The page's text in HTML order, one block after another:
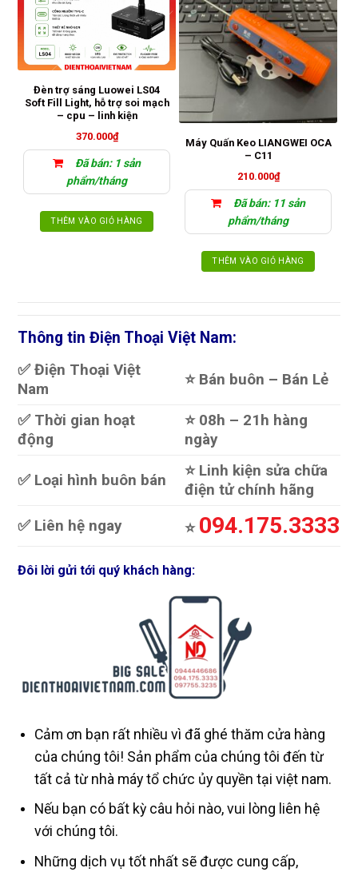
Đèn trợ sáng Luowei LS04
Soft Fill Light, hỗ trợ soi mạch
– cpu – linh kiện
370.000₫
Đã bán: 1 sản
phẩm/tháng
THÊM VÀO GIỎ HÀNG
Máy Quấn Keo LIANGWEI OCA
– C11
210.000₫
Đã bán: 11 sản
phẩm/tháng
THÊM VÀO GIỎ HÀNG
Thông tin Điện Thoại Việt Nam:
✅ Điện Thoại Việt
Nam
⭐️ Bán buôn – Bán Lẻ
✅ Thời gian hoạt
động
⭐️ 08h – 21h hàng
ngày
✅ Loại hình buôn bán
⭐️ Linh kiện sửa chữa
điện tử chính hãng
✅ Liên hệ ngay
⭐️ 094.175.3333
Đôi lời gửi tới quý khách hàng:
Cảm ơn bạn rất nhiều vì đã ghé thăm cửa hàng
của chúng tôi! Sản phẩm của chúng tôi đến từ
tất cả từ nhà máy tổ chức ủy quyền tại việt nam.
Nếu bạn có bất kỳ câu hỏi nào, vui lòng liên hệ
với chúng tôi.
Những dịch vụ tốt nhất sẽ được cung cấp,